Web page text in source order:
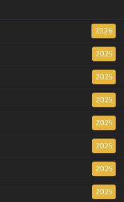
2026
2025
2025
2025
2025
2025
2025
2025